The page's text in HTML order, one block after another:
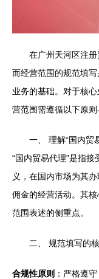
在广州天河区注
而经营范围的规范填
业务的基础。对于核
营范围需遵循以下原则
一、 理解“国内贸
“国内贸易代理”是指
义，在国内市场为其
佣金的经营活动。其
范围表述的侧重点。
二、 规范填写的
合规性原则 ：严格遵